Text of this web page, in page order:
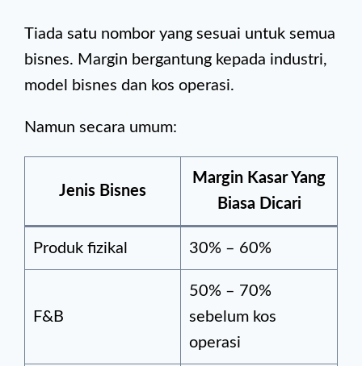
Tiada satu nombor yang sesuai untuk semua
bisnes. Margin bergantung kepada industri,
model bisnes dan kos operasi.
Namun secara umum:
Jenis Bisnes
Margin Kasar Yang
Biasa Dicari
Produk fizikal 30% – 60%
F&B
50% – 70%
sebelum kos
operasi